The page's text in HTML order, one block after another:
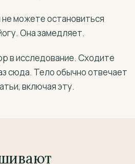
можете остановиться
Она замедляет.
в исследование. Сходите
сюда. Тело обычно отвечает
включая эту.